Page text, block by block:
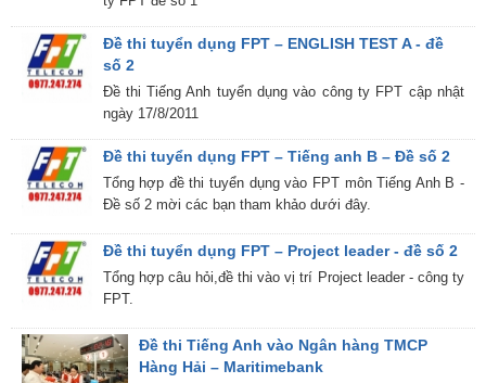
Đề thi tuyển dụng FPT – ENGLISH TEST A - đề
số 2
Đề thi Tiếng Anh tuyển dụng vào công ty FPT cập nhật
ngày 17/8/2011
Đề thi tuyển dụng FPT – Tiếng anh B – Đề số 2
Tổng hợp đề thi tuyển dụng vào FPT môn Tiếng Anh B -
Đề số 2 mời các bạn tham khảo dưới đây.
Đề thi tuyển dụng FPT – Project leader - đề số 2
Tổng hợp câu hỏi,đề thi vào vị trí Project leader - công ty
FPT.
Đề thi Tiếng Anh vào Ngân hàng TMCP
Hàng Hải – Maritimebank